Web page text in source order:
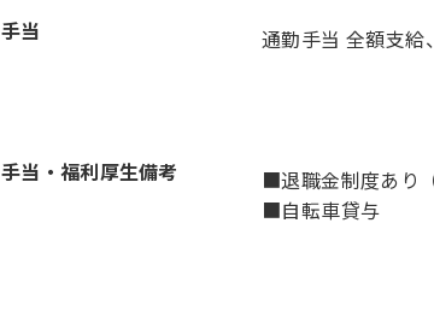
手当 通勤手当 全額支給
手当・福利厚生備考
■退職金制度あり
■自転車貸与